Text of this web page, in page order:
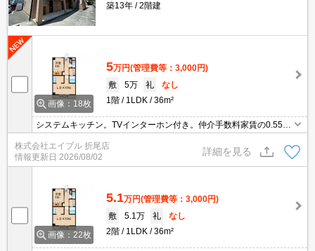
築13年
2階建
画像：18枚
5万円(管理費等：3,000円)
敷
5万 礼
なし
1階
1LDK 36m²
システムキッチン。TVインターホン付き。仲介手数料家賃の0.55ヵ
株式会社エイブル 折尾店
情報更新日 2026/08/02
詳細を見る
画像：22枚
5.1万円(管理費等：3,000円)
敷
5.1万 礼
なし
2階
1LDK 36m²